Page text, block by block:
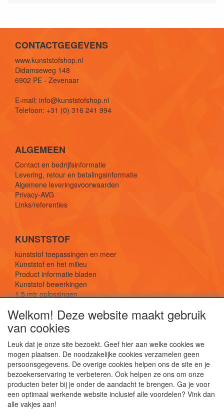
CONTACTGEGEVENS
www.kunststofshop.nl
Didamseweg 148
6902 PE - Zevenaar
E-mail: info@kunststofshop.nl
Telefoon: +31 (0) 316 241 994
ALGEMEEN
Contact en bedrijfsinformatie
Levering, retour en betalingsinformatie
Algemene leveringsvoorwaarden
Privacy-AVG
Links/referenties
KUNSTSTOF
kunststof toepassingen en meer
Kunststof en het milieu
Product informatie bladen
Kunststof bewerkingen
1,5 mtr oplossingen
SOCIALE MEDIA
De webshop voor kunststof platen, folies, buizen
Welkom! Deze website maakt gebruik
van cookies
Leuk dat je onze site bezoekt. Geef hier aan welke cookies we
mogen plaatsen. De noodzakelijke cookies verzamelen geen
persoonsgegevens. De overige cookies helpen ons de site en je
bezoekerservaring te verbeteren. Ook helpen ze ons om onze
producten beter bij je onder de aandacht te brengen. Ga je voor
een optimaal werkende website inclusief alle voordelen? Vink dan
alle vakjes aan!